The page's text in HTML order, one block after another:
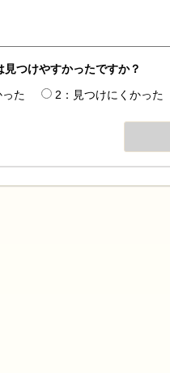
つけやすかったですか？
た
2：見つけにくかった